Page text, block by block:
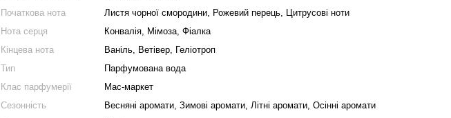
Початкова нота
Листя чорної смородини, Рожевий перець, Цитрусові ноти
Нота серця
Конвалія, Мімоза, Фіалка
Кінцева нота
Ваніль, Ветівер, Геліотроп
Тип
Парфумована вода
Клас парфумерії
Мас-маркет
Сезонність
Весняні аромати, Зимові аромати, Літні аромати, Осінні аромати